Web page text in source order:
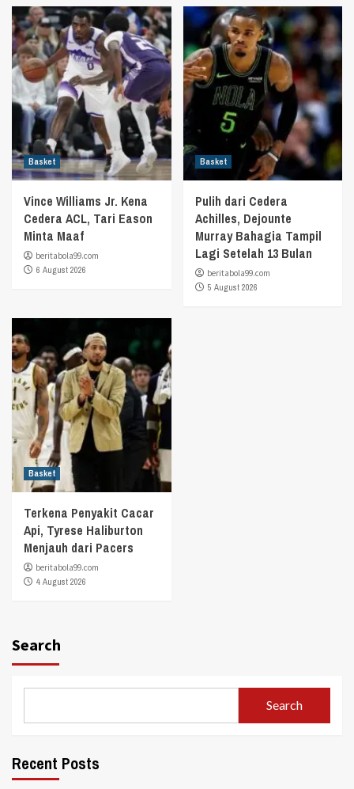
Basket
Vince Williams Jr. Kena
Cedera ACL, Tari Eason
Minta Maaf
beritabola99.com
6 August 2026
Basket
Pulih dari Cedera
Achilles, Dejounte
Murray Bahagia Tampil
Lagi Setelah 13 Bulan
beritabola99.com
5 August 2026
Basket
Terkena Penyakit Cacar
Api, Tyrese Haliburton
Menjauh dari Pacers
beritabola99.com
4 August 2026
Search
Search
Recent Posts